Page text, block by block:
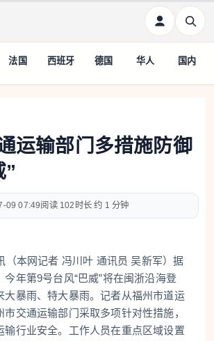
法国 西班牙 德国 华人 国内
运输部门多措施防御
”
09 07:49 102 约 1 分钟
（本网记者 冯川叶 通讯员 吴新军）据
今年第9号台风“巴威”将在闽浙沿海登
大暴雨、特大暴雨。记者从福州市道运
市交通运输部门采取多项针对性措施，
输行业安全。工作人员在重点区域设置